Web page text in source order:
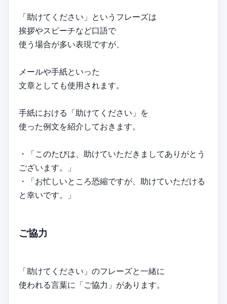
「助けてください」というフレーズは
挨拶やスピーチなど口語で
使う場合が多い表現ですが、
メールや手紙といった
文章としても使用されます。
手紙における「助けてください」を
使った例文を紹介しておきます。
・「このたびは、助けていただきましてありがとう
ございます。」
・「お忙しいところ恐縮ですが、助けていただける
と幸いです。」
ご協力
「助けてください」のフレーズと一緒に
使われる言葉に「ご協力」があります。